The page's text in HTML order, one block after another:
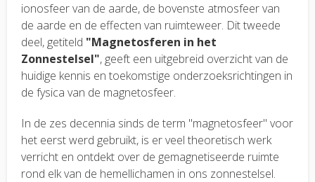
ionosfeer van de aarde, de bovenste atmosfeer van
de aarde en de effecten van ruimteweer. Dit tweede
deel, getiteld "Magnetosferen in het
Zonnestelsel", geeft een uitgebreid overzicht van de
huidige kennis en toekomstige onderzoeksrichtingen in
de fysica van de magnetosfeer.
In de zes decennia sinds de term "magnetosfeer" voor
het eerst werd gebruikt, is er veel theoretisch werk
verricht en ontdekt over de gemagnetiseerde ruimte
rond elk van de hemellichamen in ons zonnestelsel.